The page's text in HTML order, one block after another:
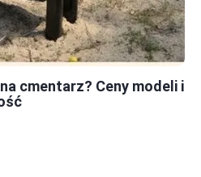
cmentarz? Ceny modeli i